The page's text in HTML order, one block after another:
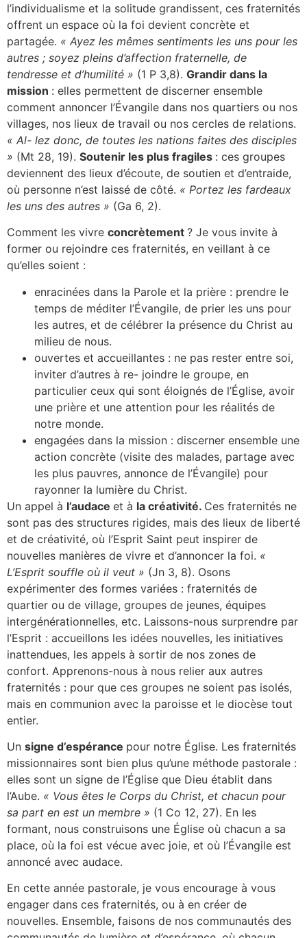
l’individualisme et la solitude grandissent, ces fraternités
offrent un espace où la foi devient concrète et
partagée. « Ayez les mêmes sentiments les uns pour les
autres ; soyez pleins d’affection fraternelle, de
tendresse et d’humilité » (1 P 3,8). Grandir dans la
mission : elles permettent de discerner ensemble
comment annoncer l’Évangile dans nos quartiers ou nos
villages, nos lieux de travail ou nos cercles de relations.
« Al- lez donc, de toutes les nations faites des disciples
» (Mt 28, 19). Soutenir les plus fragiles : ces groupes
deviennent des lieux d’écoute, de soutien et d’entraide,
où personne n’est laissé de côté. « Portez les fardeaux
les uns des autres » (Ga 6, 2).
Comment les vivre concrètement ? Je vous invite à
former ou rejoindre ces fraternités, en veillant à ce
qu’elles soient :
enracinées dans la Parole et la prière : prendre le
temps de méditer l’Évangile, de prier les uns pour
les autres, et de célébrer la présence du Christ au
milieu de nous.
ouvertes et accueillantes : ne pas rester entre soi,
inviter d’autres à re- joindre le groupe, en
particulier ceux qui sont éloignés de l’Église, avoir
une prière et une attention pour les réalités de
notre monde.
engagées dans la mission : discerner ensemble une
action concrète (visite des malades, partage avec
les plus pauvres, annonce de l’Évangile) pour
rayonner la lumière du Christ.
Un appel à l’audace et à la créativité. Ces fraternités ne
sont pas des structures rigides, mais des lieux de liberté
et de créativité, où l’Esprit Saint peut inspirer de
nouvelles manières de vivre et d’annoncer la foi. «
L’Esprit souffle où il veut » (Jn 3, 8). Osons
expérimenter des formes variées : fraternités de
quartier ou de village, groupes de jeunes, équipes
intergénérationnelles, etc. Laissons-nous surprendre par
l’Esprit : accueillons les idées nouvelles, les initiatives
inattendues, les appels à sortir de nos zones de
confort. Apprenons-nous à nous relier aux autres
fraternités : pour que ces groupes ne soient pas isolés,
mais en communion avec la paroisse et le diocèse tout
entier.
Un signe d’espérance pour notre Église. Les fraternités
missionnaires sont bien plus qu’une méthode pastorale :
elles sont un signe de l’Église que Dieu établit dans
l’Aube. « Vous êtes le Corps du Christ, et chacun pour
sa part en est un membre » (1 Co 12, 27). En les
formant, nous construisons une Église où chacun a sa
place, où la foi est vécue avec joie, et où l’Évangile est
annoncé avec audace.
En cette année pastorale, je vous encourage à vous
engager dans ces fraternités, ou à en créer de
nouvelles. Ensemble, faisons de nos communautés des